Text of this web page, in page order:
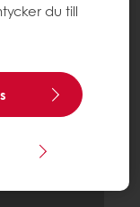
du till